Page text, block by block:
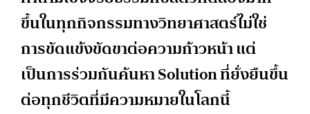
ขึ้นในทุกกิจกรรมทางวิทยาศาสตร์ไม่ใช่
การขัดแข้งขัดขาต่อความก้าวหน้า แต่
เป็นการร่วมกันค้นหา Solution ที่ยั่งยืนขึ้น
ต่อทุกชีวิตที่มีความหมายในโลกนี้